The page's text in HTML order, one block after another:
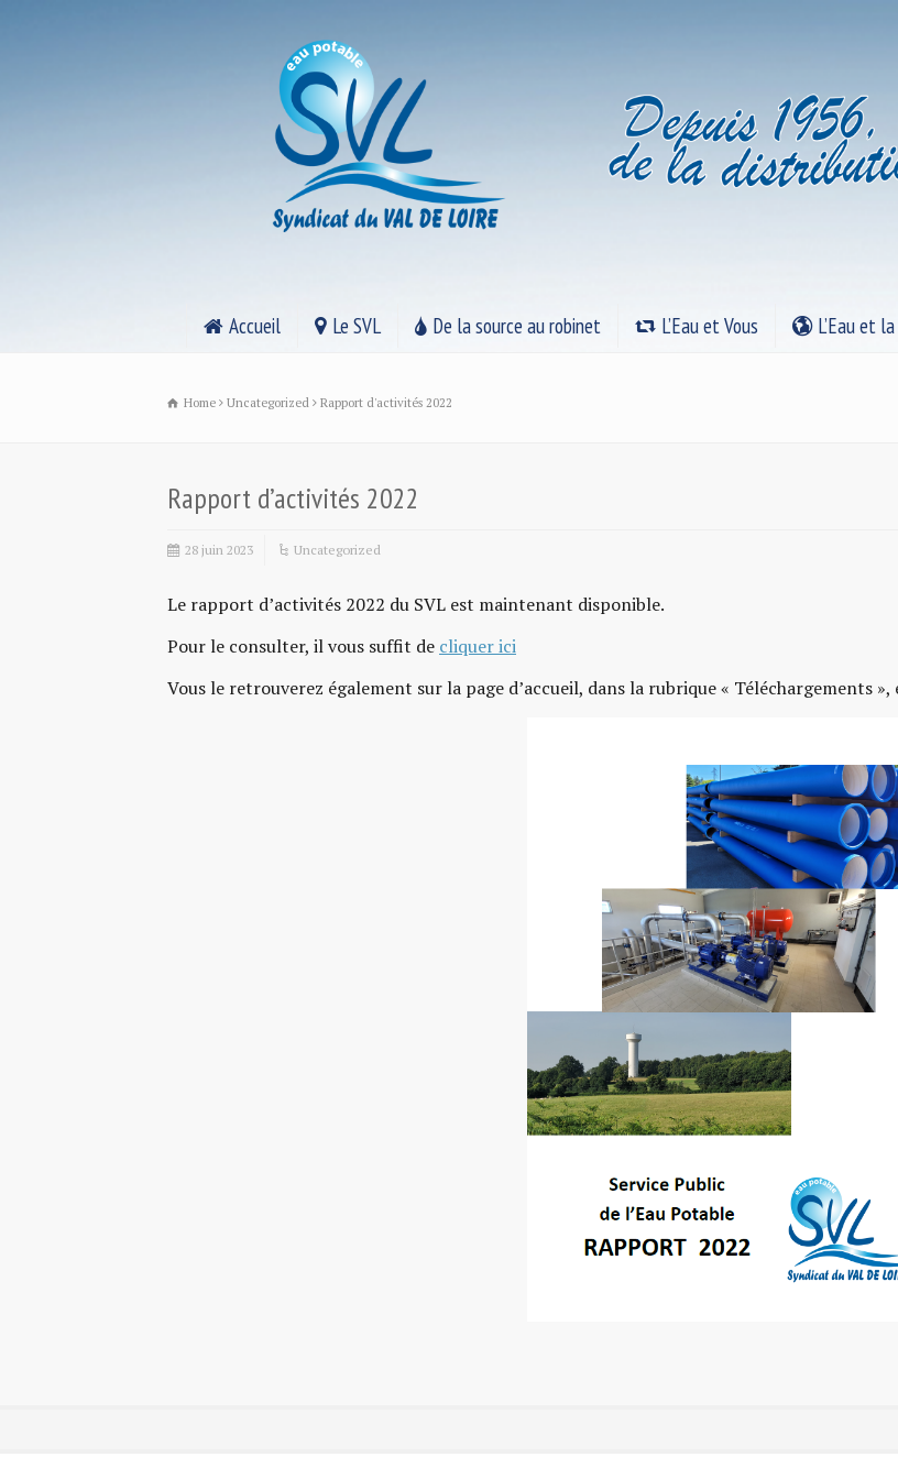
Accueil Le SVL De la source au robinet L’Eau et Vous L’Eau et
Home Uncategorized Rapport d'activités 2022
Rapport d’activités 2022
28 juin 2023 Uncategorized
Le rapport d’activités 2022 du SVL est maintenant disponible.
Pour le consulter, il vous suffit de cliquer ici
Vous le retrouverez également sur la page d’accueil, dans la rubrique « Téléchargements